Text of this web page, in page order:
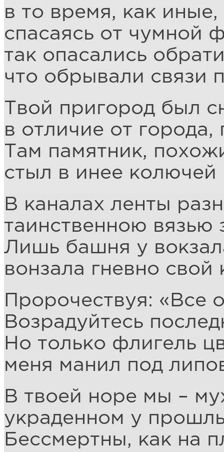
в то время, как иные,
спасаясь от чумной
так опасались
что обрывали связи
Твой пригород был
в отличие от города,
Там памятник,
стыл в инее колючей
В каналах ленты
таинственною вязью
Лишь башня у
вонзала гневно
Пророчествуя: «Все
Возрадуйтесь
Но только флигель
меня манил под
В твоей норе мы –
украденном у
Бессмертны, как на